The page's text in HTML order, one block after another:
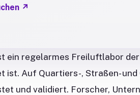
↗
ein regelarmes Freiluftlabor
ist. Auf Quartiers-, Straßen-
und validiert. Forscher,